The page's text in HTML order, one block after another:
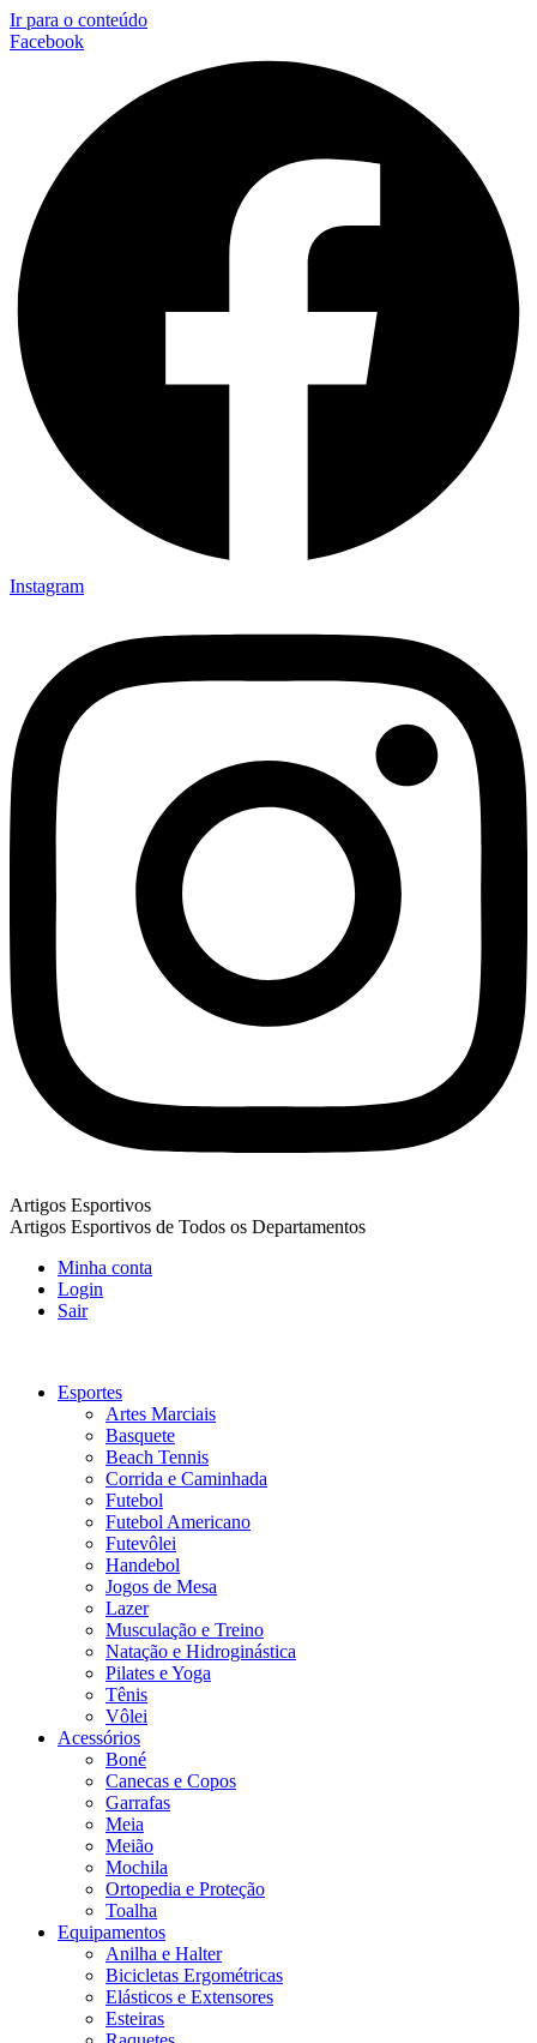
Ir para o conteúdo
Facebook
Instagram
Artigos Esportivos
Artigos Esportivos de Todos os Departamentos
Minha conta
Login
Sair
Esportes
Artes Marciais
Basquete
Beach Tennis
Corrida e Caminhada
Futebol
Futebol Americano
Futevôlei
Handebol
Jogos de Mesa
Lazer
Musculação e Treino
Natação e Hidroginástica
Pilates e Yoga
Tênis
Vôlei
Acessórios
Boné
Canecas e Copos
Garrafas
Meia
Meião
Mochila
Ortopedia e Proteção
Toalha
Equipamentos
Anilha e Halter
Bicicletas Ergométricas
Elásticos e Extensores
Esteiras